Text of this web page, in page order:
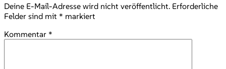
Deine E-Mail-Adresse wird nicht veröffentlicht. Erforderliche
Felder sind mit * markiert
Kommentar *